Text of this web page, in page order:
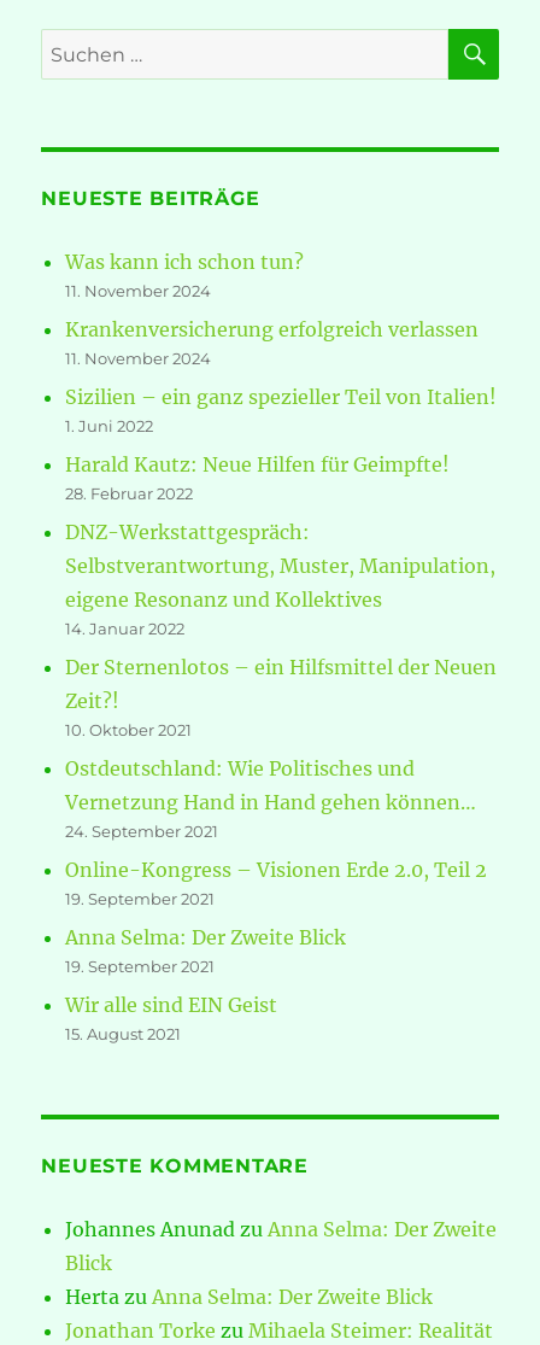
Suche
nach:
NEUESTE BEITRÄGE
Was kann ich schon tun?
11. November 2024
Krankenversicherung erfolgreich verlassen
11. November 2024
Sizilien – ein ganz spezieller Teil von Italien!
1. Juni 2022
Harald Kautz: Neue Hilfen für Geimpfte!
28. Februar 2022
DNZ-Werkstattgespräch:
Selbstverantwortung, Muster, Manipulation,
eigene Resonanz und Kollektives
14. Januar 2022
Der Sternenlotos – ein Hilfsmittel der Neuen
Zeit?!
10. Oktober 2021
Ostdeutschland: Wie Politisches und
Vernetzung Hand in Hand gehen können…
24. September 2021
Online-Kongress – Visionen Erde 2.0, Teil 2
19. September 2021
Anna Selma: Der Zweite Blick
19. September 2021
Wir alle sind EIN Geist
15. August 2021
NEUESTE KOMMENTARE
Johannes Anunad zuAnna Selma: Der Zweite
Blick
Herta zuAnna Selma: Der Zweite Blick
Jonathan Torke zuMihaela Steimer: Realität